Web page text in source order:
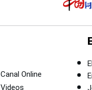
Canal Online
Videos